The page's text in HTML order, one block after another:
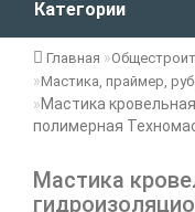
Категории
Главная
Мастика, праймер,
Мастика
полимерная
Мастика